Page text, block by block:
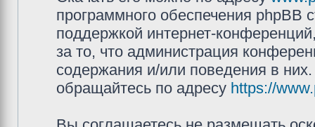
программного обеспечения phpBB
поддержкой интернет-
за то, что администрация
содержания и/или поведения в
обращайтесь по адресу https://